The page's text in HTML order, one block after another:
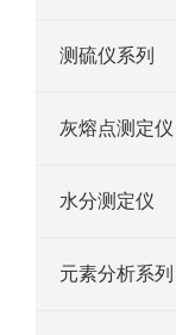
测硫仪系列
灰熔点测定仪
水分测定仪
元素分析系列